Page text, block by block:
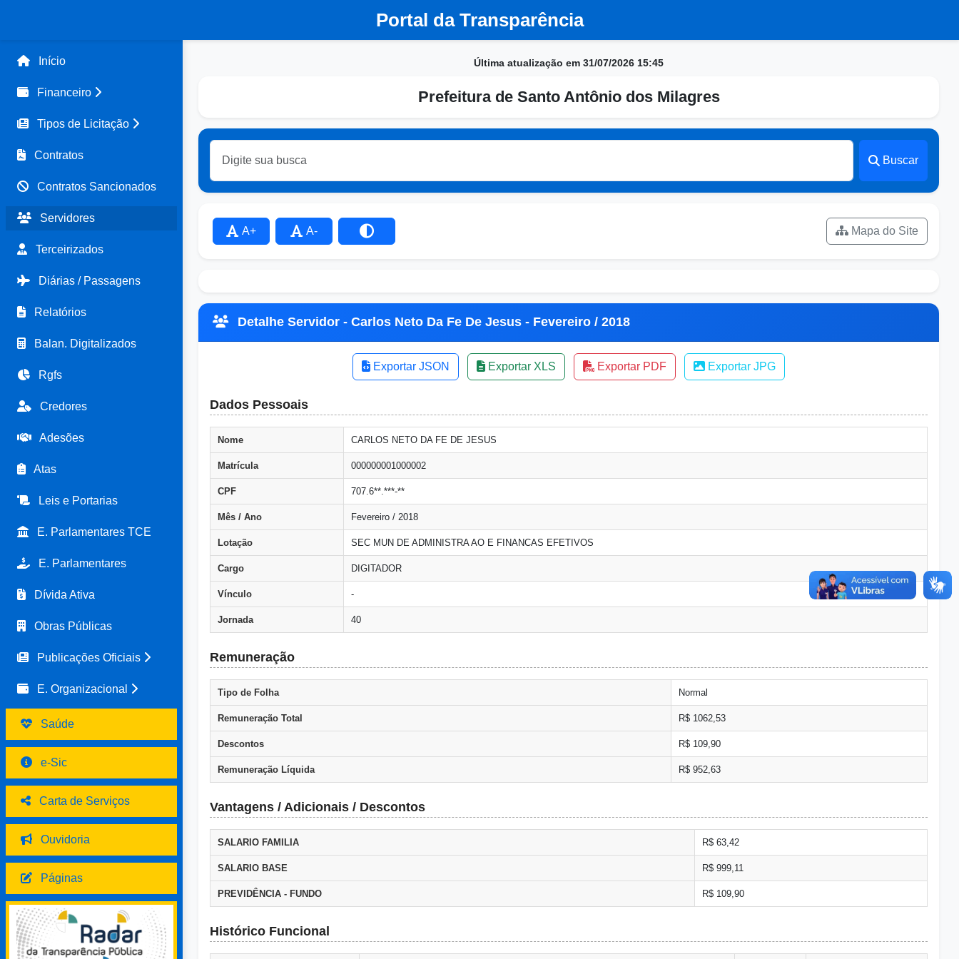
Portal da Transparência
Início
Financeiro
Tipos de Licitação
Contratos
Contratos Sancionados
Servidores
Terceirizados
Diárias / Passagens
Relatórios
Balan. Digitalizados
Rgfs
Credores
Adesões
Atas
Leis e Portarias
E. Parlamentares TCE
E. Parlamentares
Dívida Ativa
Obras Públicas
Publicações Oficiais
E. Organizacional
Saúde
e-Sic
Carta de Serviços
Ouvidoria
Páginas
Última atualização em 31/07/2026 15:45
Prefeitura de Santo Antônio dos Milagres
Buscar
A+ A- Mapa do Site
Detalhe Servidor - Carlos Neto Da Fe De Jesus - Fevereiro / 2018
Exportar JSON Exportar XLS Exportar PDF Exportar JPG
Dados Pessoais
Nome CARLOS NETO DA FE DE JESUS
Matrícula 000000001000002
CPF 707.6**.***-**
Mês / Ano Fevereiro / 2018
Lotação SEC MUN DE ADMINISTRA AO E FINANCAS EFETIVOS
Cargo DIGITADOR
Vínculo -
Jornada 40
Remuneração
Tipo de Folha Normal
Remuneração Total R$ 1062,53
Descontos R$ 109,90
Remuneração Líquida R$ 952,63
Vantagens / Adicionais / Descontos
SALARIO FAMILIA R$ 63,42
SALARIO BASE R$ 999,11
PREVIDÊNCIA - FUNDO R$ 109,90
Histórico Funcional